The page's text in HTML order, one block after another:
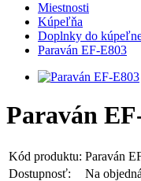
Miestnosti
Kúpeľňa
Doplnky do
Paraván EF-E803
Paraván
Kód produktu: Paraván
Dostupnosť:
Na